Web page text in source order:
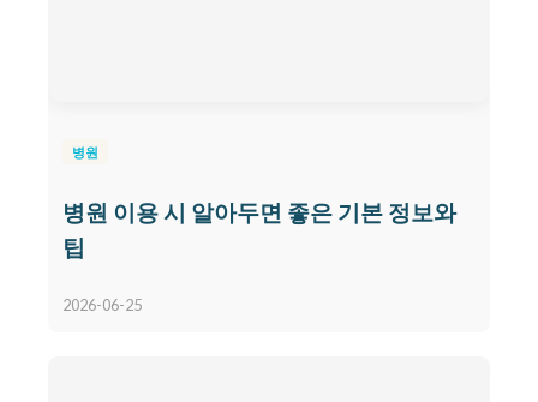
병원
병원 이용 시 알아두면 좋은 기본 정보와
팁
2026-06-25